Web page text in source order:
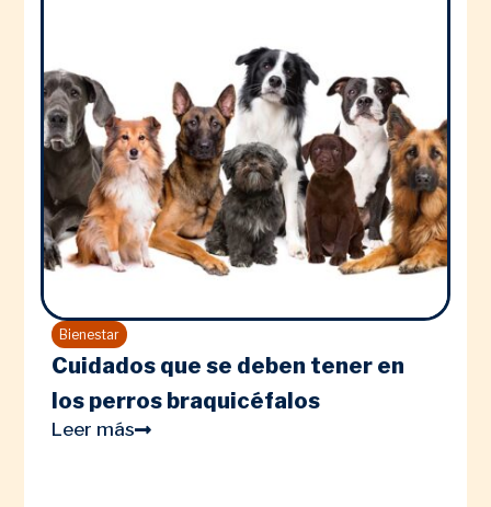
Bienestar
Cuidados que se deben tener en
los perros braquicéfalos
Leer más